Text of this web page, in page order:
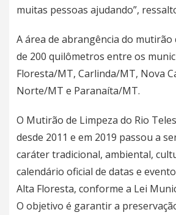
muitas pessoas ajudando”,
A área de abrangência do mutirão
de 200 quilômetros entre os
Floresta/MT, Carlinda/MT, Nova
Norte/MT e Paranaíta/MT.
O Mutirão de Limpeza do Rio
desde 2011 e em 2019 passou a
caráter tradicional, ambiental,
calendário oficial de datas e
Alta Floresta, conforme a Lei
O objetivo é garantir a